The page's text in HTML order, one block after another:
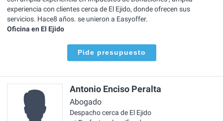
experiencia con clientes cerca de El Ejido, donde ofrecen sus
servicios. Hace8 años. se unieron a Easyoffer.
Oficina en El Ejido
Pide presupuesto
Antonio Enciso Peralta
Abogado
Despacho cerca de El Ejido